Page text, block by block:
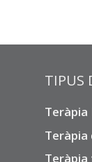
TIPUS
Teràpia
Teràpia